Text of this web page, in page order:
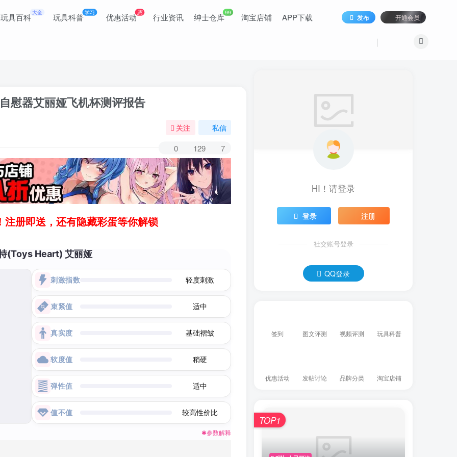
玩具百科 大全 玩具科普学习 优惠活动惠 行业资讯 绅士仓库99 淘宝店铺 APP下载 发布 开通会员
慰器艾丽娅飞机杯测评报告
关注 私信
0 129 7
册即送，还有隐藏彩蛋等你解锁
(Toys Heart) 艾丽娅
刺激指数 轻度刺激
束紧值 适中
真实度 基础褶皱
软度值 稍硬
弹性值 适中
值不值 较高性价比
✱参数解释
HI！请登录
登录 注册
社交账号登录
QQ登录
签到 图文评测 视频评测 玩具科普
优惠活动 发帖讨论 品牌分类 淘宝店铺
TOP1